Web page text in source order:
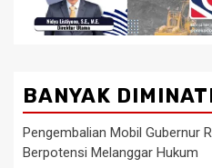
BANYAK
Pengembalian Mobil Gubernur
Berpotensi Melanggar Hukum